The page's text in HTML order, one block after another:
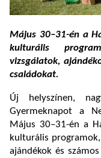
Május 30–31-én a
kulturális
vizsgálatok,
családokat.
Új helyszínen,
Gyermeknapot a
Május 30–31-én a
kulturális programok,
ajándékok és